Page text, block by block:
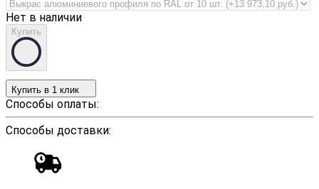
Нет в наличии
Купить
Купить в 1 клик
Способы оплаты:
Способы доставки: